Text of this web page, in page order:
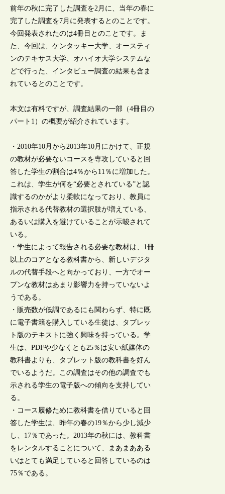
前年の秋に完了した調査を2月に、当年の春に
完了した調査を7月に発表するとのことです。
今回発表されたのは4冊目とのことです。ま
た、今回は、ケンタッキー大学、オースティ
ンのテキサス大学、オハイオ大学システムな
どで行った、インタビュー調査の結果も含ま
れているとのことです。
本文は有料ですが、調査結果の一部（4冊目の
パート1）の概要が紹介されています。
・2010年10月から2013年10月にかけて、正規
の教材が必要ないコースを専攻していると回
答した学生の割合は4％から11％に増加した。
これは、学生が何を“必要とされている”と認
識するのかがより柔軟になっており、教員に
指示される代替教材の選択肢が増えている、
あるいは購入を避けていることが示唆されて
いる。
・学生によって報告される必要な教材は、1冊
以上のコアとなる教科書から、新しいデジタ
ルの代替手段へと向かっており、一方でオー
プンな教材はあまり影響力を持っていないよ
うである。
・販売数が低調であるにも関わらず、特に既
に電子書籍を購入している生徒は、タブレッ
ト版のテキストに強く興味を持っている。学
生は、PDFや少なくとも25％は安い紙媒体の
教科書よりも、タブレット版の教科書を好ん
でいるようだ。この調査はその他の調査でも
示される学生の電子版への傾向を支持してい
る。
・コース履修ために教科書を借りていると回
答した学生は、昨年の春の19％から少し減少
し、17％であった。2013年の秋には、教科書
をレンタルすることについて、まあまあある
いはとても満足していると回答しているのは
75％である。